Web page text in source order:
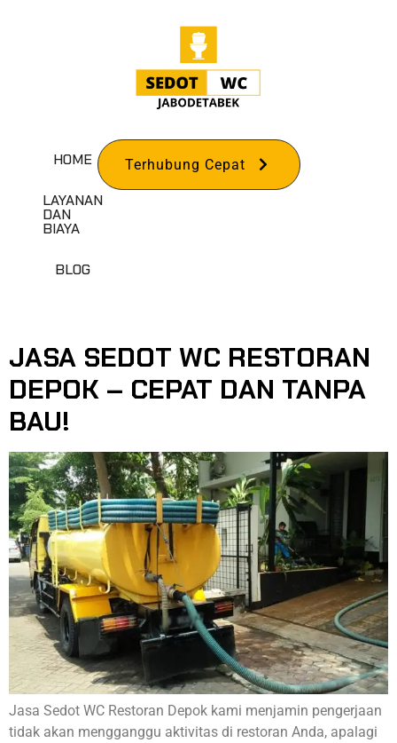
HOME
LAYANAN
DAN
BIAYA
BLOG
Terhubung Cepat
TAG:
JASA SEDOT WC RESTORAN
DEPOK – CEPAT DAN TANPA
BAU!
Jasa Sedot WC Restoran Depok kami menjamin pengerjaan
tidak akan mengganggu aktivitas di restoran Anda, apalagi